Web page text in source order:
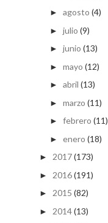
► agosto (4)
► julio (9)
► junio (13)
► mayo (12)
► abril (13)
► marzo (11)
► febrero (11)
► enero (18)
► 2017(173)
► 2016(191)
► 2015 (82)
► 2014(13)